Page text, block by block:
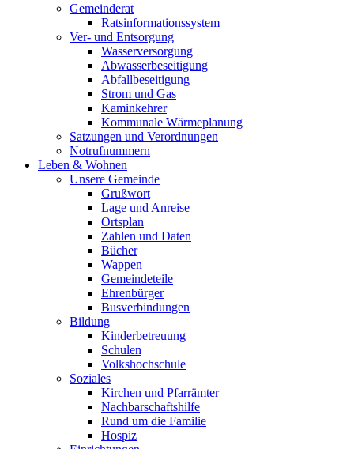
Gemeinderat
Ratsinformationssystem
Ver- und Entsorgung
Wasserversorgung
Abwasserbeseitigung
Abfallbeseitigung
Strom und Gas
Kaminkehrer
Kommunale Wärmeplanung
Satzungen und Verordnungen
Notrufnummern
Leben & Wohnen
Unsere Gemeinde
Grußwort
Lage und Anreise
Ortsplan
Zahlen und Daten
Bücher
Wappen
Gemeindeteile
Ehrenbürger
Busverbindungen
Bildung
Kinderbetreuung
Schulen
Volkshochschule
Soziales
Kirchen und Pfarrämter
Nachbarschaftshilfe
Rund um die Familie
Hospiz